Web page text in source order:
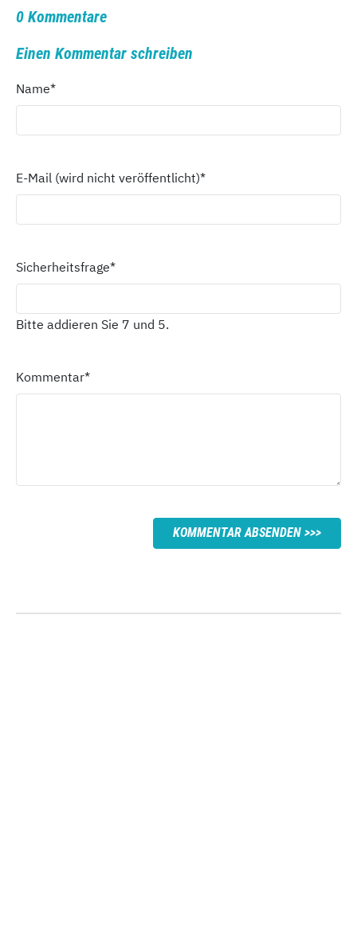
0 Kommentare
Einen Kommentar schreiben
Name*
E-Mail (wird nicht veröffentlicht)*
Sicherheitsfrage*
Bitte addieren Sie 7 und 5.
Kommentar*
KOMMENTAR ABSENDEN